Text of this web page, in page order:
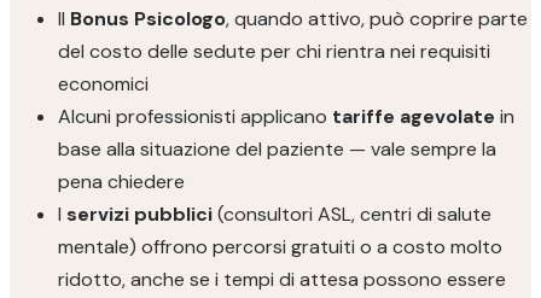
Il Bonus Psicologo, quando attivo, può coprire parte
del costo delle sedute per chi rientra nei requisiti
economici
Alcuni professionisti applicano tariffe agevolate in
base alla situazione del paziente — vale sempre la
pena chiedere
I servizi pubblici(consultori ASL, centri di salute
mentale) offrono percorsi gratuiti o a costo molto
ridotto, anche se i tempi di attesa possono essere